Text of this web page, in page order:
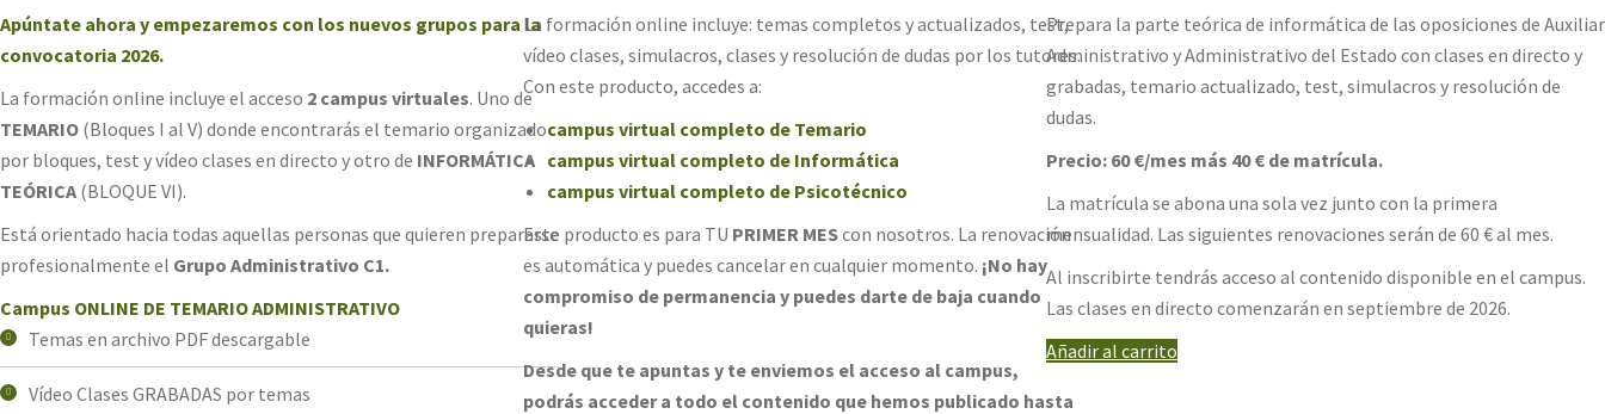
Apúntate ahora y empezaremos con los nuevos grupos para la
convocatoria 2026.
La formación online incluye el acceso 2 campus virtuales. Uno de
TEMARIO (Bloques I al V) donde encontrarás el temario organizado
por bloques, test y vídeo clases en directo y otro de INFORMÁTICA
TEÓRICA (BLOQUE VI).
Está orientado hacia todas aquellas personas que quieren prepararse
profesionalmente el Grupo Administrativo C1.
Campus ONLINE DE TEMARIO ADMINISTRATIVO
Temas en archivo PDF descargable
Vídeo Clases GRABADAS por temas
La formación online incluye: temas completos y actualizados, test,
vídeo clases, simulacros, clases y resolución de dudas por los tutores.
Con este producto, accedes a:
campus virtual completo de Temario
campus virtual completo de Informática
campus virtual completo de Psicotécnico
Este producto es para TU PRIMER MEScon nosotros. La renovación
es automática y puedes cancelar en cualquier momento. ¡No hay
compromiso de permanencia y puedes darte de baja cuando
quieras!
Desde que te apuntas y te enviemos el acceso al campus,
podrás acceder a todo el contenido que hemos publicado hasta
Prepara la parte teórica de informática de las oposiciones de Auxiliar
Administrativo y Administrativo del Estado con clases en directo y
grabadas, temario actualizado, test, simulacros y resolución de
dudas.
Precio: 60 €/mes más 40 € de matrícula.
La matrícula se abona una sola vez junto con la primera
mensualidad. Las siguientes renovaciones serán de 60 € al mes.
Al inscribirte tendrás acceso al contenido disponible en el campus.
Las clases en directo comenzarán en septiembre de 2026.
Añadir al carrito